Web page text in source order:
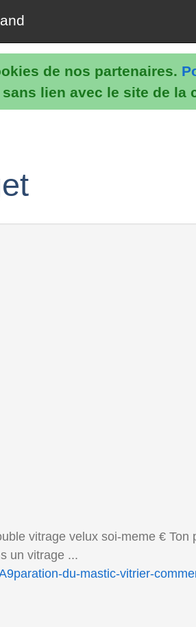
de nos partenaires.
lien avec le site de la
vitrage velux soi-meme € Ton
un vitrage ...
du-mastic-vitrier-